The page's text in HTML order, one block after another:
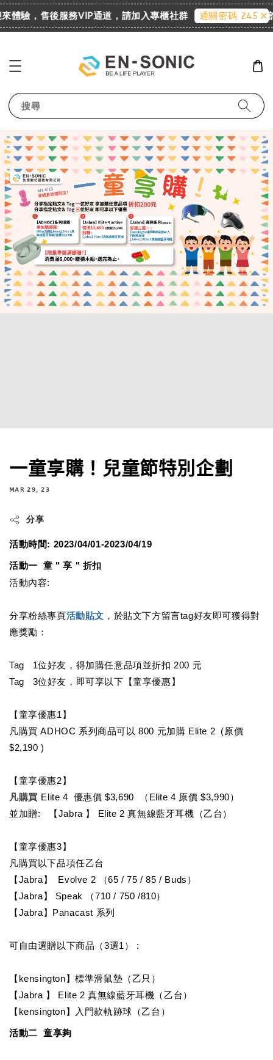
驗，售後服務VIP通道，請加入專櫃社群 通關密碼 2455
搜尋
一童享購！兒童節特別企劃
MAR 29, 23
分享
活動時間: 2023/04/01-2023/04/19
活動一  童 " 享 " 折扣
活動內容:
分享粉絲專頁活動貼文 ，於貼文下方留言tag好友即可獲得對
應獎勵：
Tag   1位好友，得加購任意品項並折扣 200 元
Tag   3位好友，即可享以下【童享優惠】
【童享優惠1】
凡購買 ADHOC 系列商品可以 800 元加購 Elite 2  (原價
$2,190 )
【童享優惠2】
凡購買 Elite 4  優惠價 $3,690  （Elite 4 原價 $3,990）
並加贈:   【Jabra 】 Elite 2 真無線藍牙耳機（乙台）
【童享優惠3】
凡購買以下品項任乙台
【Jabra】  Evolve 2 （65 / 75 / 85 / Buds）
【Jabra】 Speak （710 / 750 /810）
【Jabra】Panacast 系列
可自由選贈以下商品（3選1） :
【kensington】標準滑鼠墊（乙只）
【Jabra 】 Elite 2 真無線藍牙耳機（乙台）
【kensington】入門款軌跡球（乙台）
活動二  童享夠